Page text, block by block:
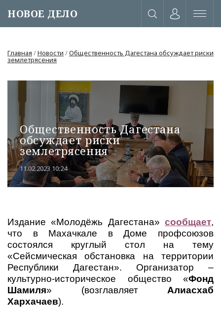
НОВОЕ ДЕЛО
Главная /Новости /Общественность Дагестана обсуждает риски
землетрясения
Общественность Дагестана
обсуждает риски
землетрясения
11.02.2023 10:24
Издание «Молодёжь Дагестана» сообщает,
что в Махачкале в Доме профсоюзов
состоялся круглый стол на тему
«Сейсмическая обстановка на территории
Республики Дагестан». Организатор –
культурно-историческое общество «Фонд
Шамиля» (возглавляет Алиасхаб
Хархачаев).